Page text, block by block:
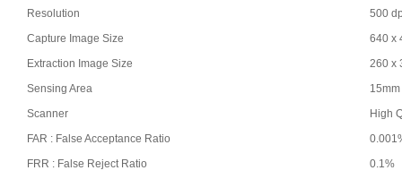
Resolution
500
Capture Image Size
640 x
Extraction Image Size
260 x
Sensing Area
Scanner
High
FAR : False Acceptance Ratio
FRR : False Reject Ratio
0.1%